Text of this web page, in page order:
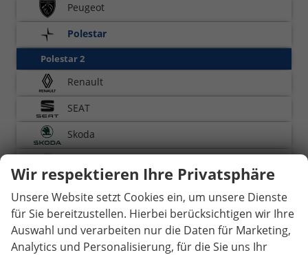
Peugeot
Polestar
Polestar 2
Renault
SEAT
Skoda
Volkswagen
Volvo
Weinsberg
Wir respektieren Ihre Privatsphäre
Unsere Website setzt Cookies ein, um unsere Dienste
für Sie bereitzustellen. Hierbei berücksichtigen wir Ihre
Auswahl und verarbeiten nur die Daten für Marketing,
Analytics und Personalisierung, für die Sie uns Ihr